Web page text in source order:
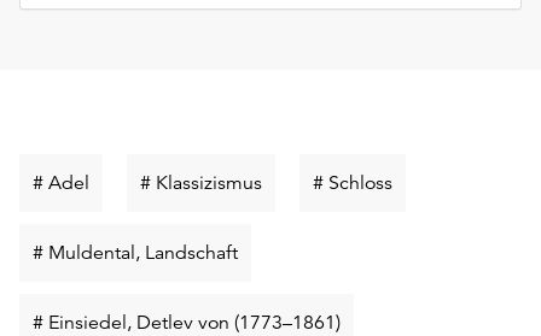
# Adel Schlüsselwort
# KlassizismusSchlüsselwort
# SchlossSchlüsselwort
# Muldental, LandschaftSchlüsselwort
# Einsiedel, Detlev von (1773–1861)Schlüsselwort